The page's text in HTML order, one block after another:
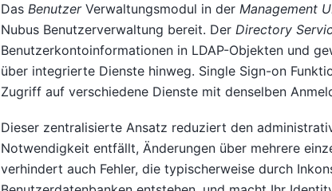
Das BenutzerVerwaltungsmodul in der Management
Nubus Benutzerverwaltung bereit. Der Directory
Benutzerkontoinformationen in LDAP-Objekten und
über integrierte Dienste hinweg. Single Sign-on
Zugriff auf verschiedene Dienste mit denselben
Dieser zentralisierte Ansatz reduziert den
Notwendigkeit entfällt, Änderungen über mehrere
verhindert auch Fehler, die typischerweise durch